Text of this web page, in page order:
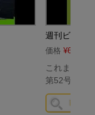
週刊ビジュ
価格 ¥611
これまでに
第52号～第